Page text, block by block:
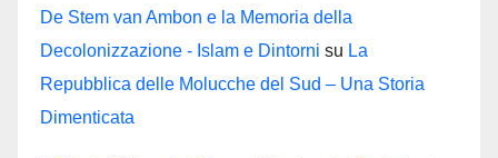
De Stem van Ambon e la Memoria della
Decolonizzazione - Islam e Dintorni su La
Repubblica delle Molucche del Sud – Una Storia
Dimenticata